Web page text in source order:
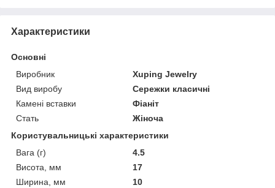
Характеристики
Основні
Виробник
Xuping Jewelry
Вид виробу
Сережки класичні
Камені вставки
Фіаніт
Стать
Жіноча
Користувальницькі характеристики
Вага (г)
4.5
Висота, мм
17
Ширина, мм
10